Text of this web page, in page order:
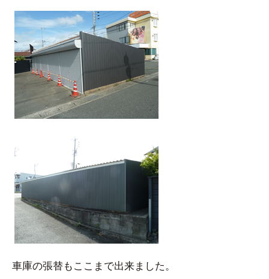
車庫の張替もここまで出来ました。